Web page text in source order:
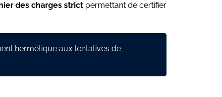
des charges strict permettant de certifier
hermétique aux tentatives de